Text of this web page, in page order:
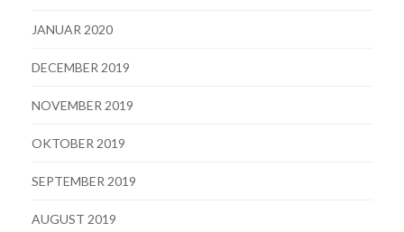
JANUAR 2020
DECEMBER 2019
NOVEMBER 2019
OKTOBER 2019
SEPTEMBER 2019
AUGUST 2019